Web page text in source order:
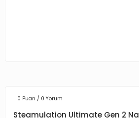
0 Puan / 0 Yorum
Steamulation Ultimate Gen 2